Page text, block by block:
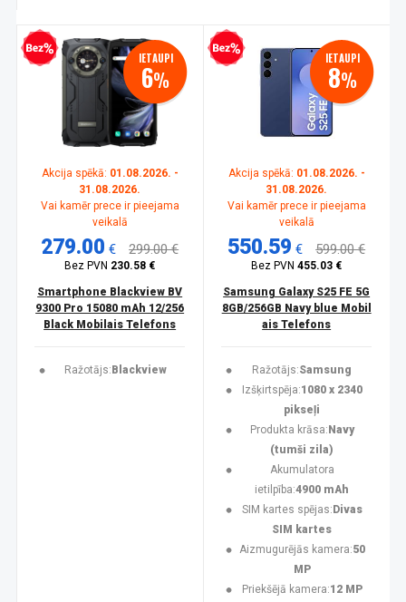
kredīts IETAUPI
6%
Akcija spēkā: 01.08.2026. -
31.08.2026.
Vai kamēr prece ir pieejama
veikalā
279.00 € 299.00 €
Bez PVN 230.58 €
Smartphone Blackview BV
9300 Pro 15080 mAh 12/256
Black Mobilais Telefons
Ražotājs: Blackview
Bezprocentu kredīts IETAUPI
8%
Akcija spēkā: 01.08.2026. -
31.08.2026.
Vai kamēr prece ir pieejama
veikalā
550.59 € 599.00 €
Bez PVN455.03 €
Samsung Galaxy S25 FE 5G
8GB/256GB Navy blue Mobil
ais Telefons
Ražotājs:Samsung
Izšķirtspēja:1080 x 2340
pikseļi
Produkta krāsa: Navy
(tumši zila)
Akumulatora
ietilpība:4900 mAh
SIM kartes spējas: Divas
SIM kartes
Aizmugurējās kamera:50
MP
Priekšējā kamera:12 MP